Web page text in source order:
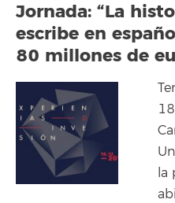
Jornada: “La
escribe en
80 millones de
la